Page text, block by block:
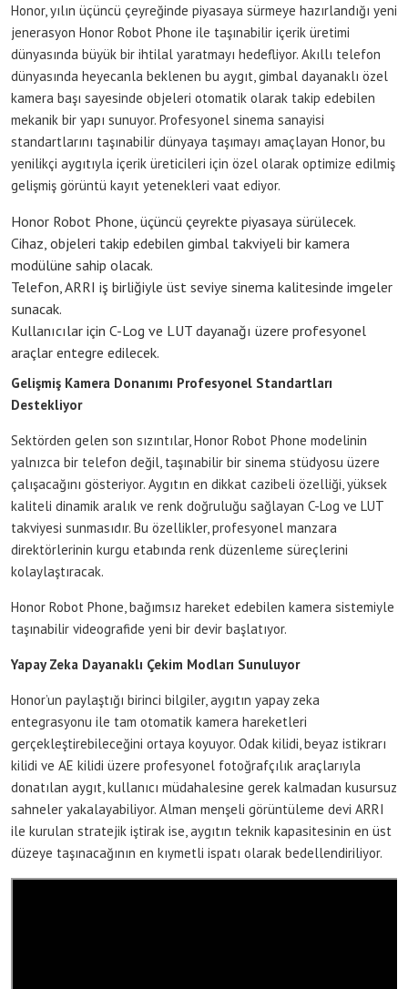
Honor, yılın üçüncü çeyreğinde piyasaya sürmeye hazırlandığı yeni
jenerasyon Honor Robot Phone ile taşınabilir içerik üretimi
dünyasında büyük bir ihtilal yaratmayı hedefliyor. Akıllı telefon
dünyasında heyecanla beklenen bu aygıt, gimbal dayanaklı özel
kamera başı sayesinde objeleri otomatik olarak takip edebilen
mekanik bir yapı sunuyor. Profesyonel sinema sanayisi
standartlarını taşınabilir dünyaya taşımayı amaçlayan Honor, bu
yenilikçi aygıtıyla içerik üreticileri için özel olarak optimize edilmiş
gelişmiş görüntü kayıt yetenekleri vaat ediyor.
Honor Robot Phone, üçüncü çeyrekte piyasaya sürülecek.
Cihaz, objeleri takip edebilen gimbal takviyeli bir kamera
modülüne sahip olacak.
Telefon, ARRI iş birliğiyle üst seviye sinema kalitesinde imgeler
sunacak.
Kullanıcılar için C-Log ve LUT dayanağı üzere profesyonel
araçlar entegre edilecek.
Gelişmiş Kamera Donanımı Profesyonel Standartları
Destekliyor
Sektörden gelen son sızıntılar, Honor Robot Phone modelinin
yalnızca bir telefon değil, taşınabilir bir sinema stüdyosu üzere
çalışacağını gösteriyor. Aygıtın en dikkat cazibeli özelliği, yüksek
kaliteli dinamik aralık ve renk doğruluğu sağlayan C-Log ve LUT
takviyesi sunmasıdır. Bu özellikler, profesyonel manzara
direktörlerinin kurgu etabında renk düzenleme süreçlerini
kolaylaştıracak.
Honor Robot Phone, bağımsız hareket edebilen kamera sistemiyle
taşınabilir videografide yeni bir devir başlatıyor.
Yapay Zeka Dayanaklı Çekim Modları Sunuluyor
Honor’un paylaştığı birinci bilgiler, aygıtın yapay zeka
entegrasyonu ile tam otomatik kamera hareketleri
gerçekleştirebileceğini ortaya koyuyor. Odak kilidi, beyaz istikrarı
kilidi ve AE kilidi üzere profesyonel fotoğrafçılık araçlarıyla
donatılan aygıt, kullanıcı müdahalesine gerek kalmadan kusursuz
sahneler yakalayabiliyor. Alman menşeli görüntüleme devi ARRI
ile kurulan stratejik iştirak ise, aygıtın teknik kapasitesinin en üst
düzeye taşınacağının en kıymetli ispatı olarak bedellendiriliyor.